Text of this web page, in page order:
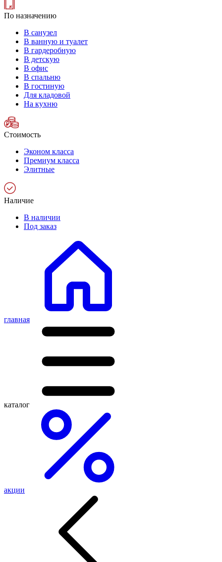
По назначению
В санузел
В ванную и туалет
В гардеробную
В детскую
В офис
В спальню
В гостиную
Для кладовой
На кухню
Стоимость
Эконом класса
Премиум класса
Элитные
Наличие
В наличии
Под заказ
главная
каталог
акции